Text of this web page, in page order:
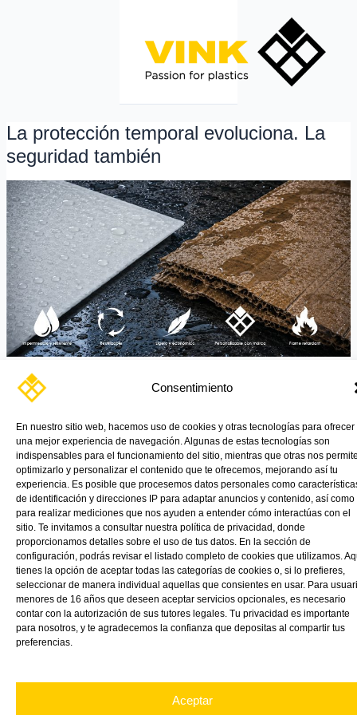
Consentimiento
En nuestro sitio web, hacemos uso de cookies y otras tecnologías para ofrecer
una mejor experiencia de navegación. Algunas de estas tecnologías son
indispensables para el funcionamiento del sitio, mientras que otras nos
optimizarlo y personalizar el contenido que te ofrecemos, mejorando así tu
experiencia. Es posible que procesemos datos personales como
de identificación y direcciones IP para adaptar anuncios y contenido, así como
para realizar mediciones que nos ayuden a entender cómo interactúas con el
sitio. Te invitamos a consultar nuestra política de privacidad, donde
proporcionamos detalles sobre el uso de tus datos. En la sección de
configuración, podrás revisar el listado completo de cookies que utilizamos.
tienes la opción de aceptar todas las categorías de cookies o, si lo prefieres,
seleccionar de manera individual aquellas que consientes en usar. Para
menores de 16 años que deseen aceptar servicios opcionales, es necesario
contar con la autorización de sus tutores legales. Tu privacidad es importante
para nosotros, y te agradecemos la confianza que depositas al compartir tus
preferencias.
Aceptar
La protección temporal evoluciona. La
seguridad también
La protección temporal que marca la diferencia en construcción,
rehabilitación e interiorismo Durante una reforma, una
La
protección
temporal
evoluciona.
La
seguridad
también
Read More »